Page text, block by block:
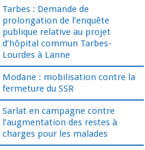
Tarbes : Demande de
prolongation de l’enquête
publique relative au projet
d’hôpital commun Tarbes-
Lourdes à Lanne
Modane : mobilisation contre la
fermeture du SSR
Sarlat en campagne contre
l’augmentation des restes à
charges pour les malades